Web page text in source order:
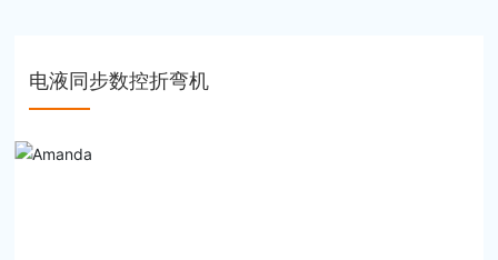
电液同步数控折弯机